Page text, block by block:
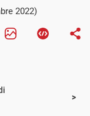
2022)